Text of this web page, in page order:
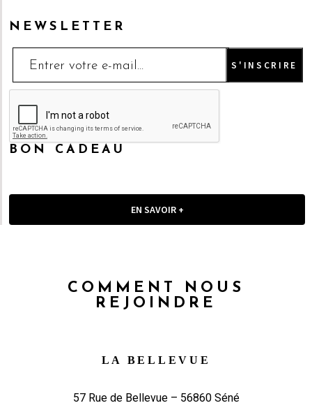
NEWSLETTER
BON CADEAU
EN SAVOIR +
COMMENT NOUS
REJOINDRE
LA BELLEVUE
57 Rue de Bellevue – 56860 Séné